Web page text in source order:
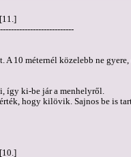
10 méternél közelebb ne
így ki-be jár a menhelyről.
hogy kilövik. Sajnos be is